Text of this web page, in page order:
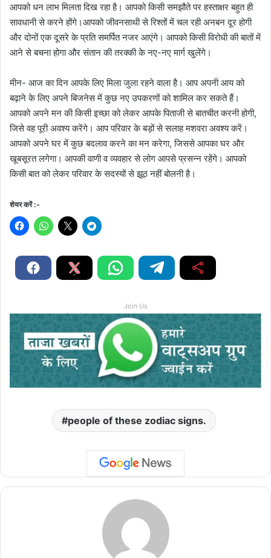
आपको धन लाभ मिलता दिख रहा है। आपको किसी समझौते पर हस्ताक्षर बहुत ही
सावधानी से करने होंगे।आपको जीवनसाथी से रिश्तों में चल रही अनबन दूर होगी
और दोनों एक दूसरे के प्रति समर्पित नजर आएंगे। आपको किसी विरोधी की बातों में
आने से बचना होगा और संतान की तरक्की के नए-नए मार्ग खुलेंगे।
मीन- आज का दिन आपके लिए मिला जुला रहने वाला है। आप अपनी आय को
बढ़ाने के लिए अपने बिजनेस में कुछ नए उपकरणों को शामिल कर सकते हैं।
आपको अपने मन की किसी इच्छा को लेकर आपके पिताजी से बातचीत करनी होगी,
जिसे वह पूरी अवश्य करेंगे। आप परिवार के बड़ों से सलाह मशवरा अवश्य करें।
आपको अपने घर में कुछ बदलाव करने का मन करेगा, जिससे आपका घर और
खूबसूरत लगेगा। आपकी वाणी व व्यवहार से लोग आपसे प्रसन्न रहेंगे। आपको
किसी बात को लेकर परिवार के सदस्यों से झूठ नहीं बोलनी है।
शेयर करें :-
Join Us
people of these zodiac signs.